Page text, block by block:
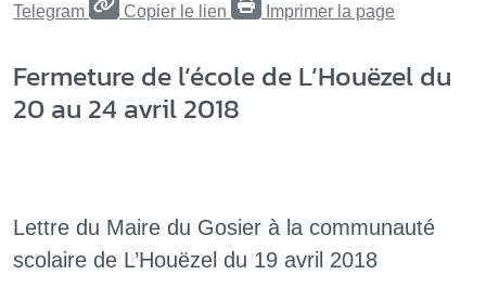
Telegram Copier le lien Imprimer la page
Fermeture de l’école de L’Houëzel du
20 au 24 avril 2018
Lettre du Maire du Gosier à la communauté
scolaire de L’Houëzel du 19 avril 2018